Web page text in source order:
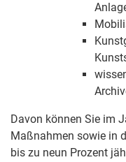
Davon können Sie im
Maßnahmen sowie in
bis zu neun Prozent